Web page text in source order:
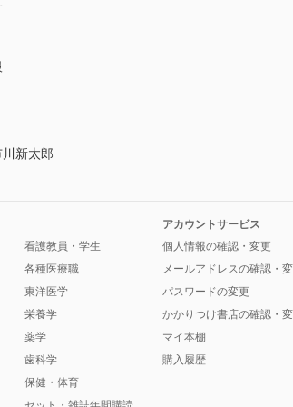
新太郎
看護教員・学生
各種医療職
東洋医学
栄養学
薬学
歯科学
保健・体育
アカウントサービス
個人情報の確認・変更
メールアドレスの確認・
パスワードの変更
かかりつけ書店の確認・
マイ本棚
購入履歴